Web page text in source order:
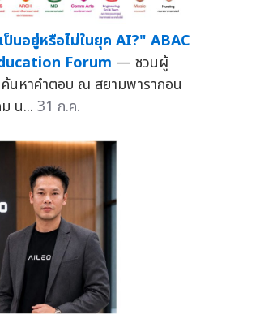
ป็นอยู่หรือไม่ในยุค AI?" ABAC
Forum — ชวนผู้
นหาคำตอบ ณ สยามพารากอน
น... 31 ก.ค.